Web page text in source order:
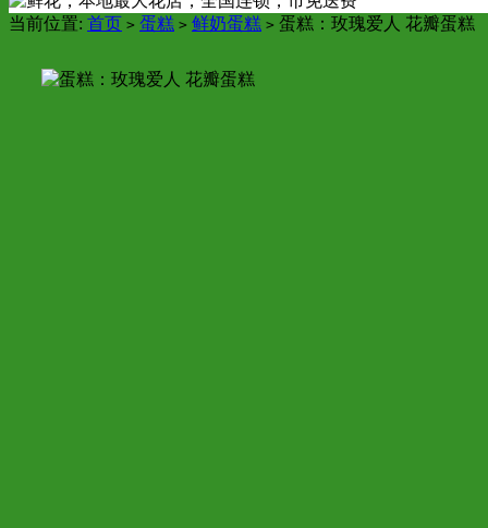
当前位置: 首页 > 蛋糕 > 鲜奶蛋糕 > 蛋糕：玫瑰爱人 花瓣蛋糕